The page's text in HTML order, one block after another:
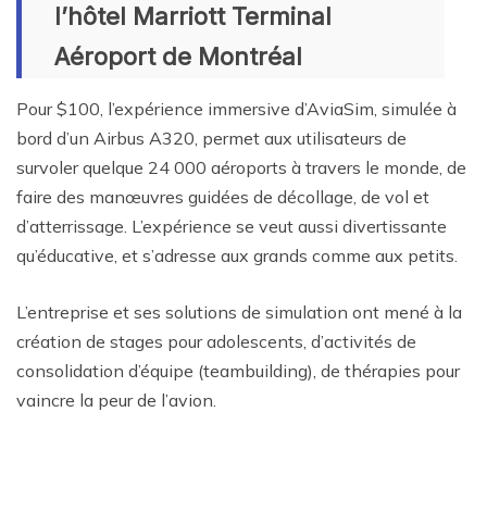
l’hôtel Marriott Terminal
Aéroport de Montréal
Pour $100, l’expérience immersive d’AviaSim, simulée à
bord d’un Airbus A320, permet aux utilisateurs de
survoler quelque 24 000 aéroports à travers le monde, de
faire des manœuvres guidées de décollage, de vol et
d’atterrissage. L’expérience se veut aussi divertissante
qu’éducative, et s’adresse aux grands comme aux petits.
L’entreprise et ses solutions de simulation ont mené à la
création de stages pour adolescents, d’activités de
consolidation d’équipe (teambuilding), de thérapies pour
vaincre la peur de l’avion.